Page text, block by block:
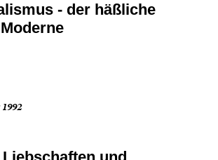
- der häßliche